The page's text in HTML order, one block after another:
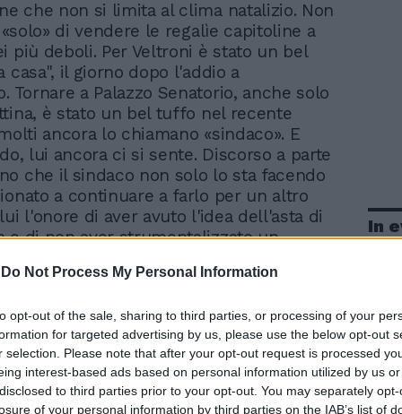
Do Not Process My Personal Information
opt-out of the sale, sharing to third parties, or processing of your
for targeted advertising by us, please use the below opt-out
selection. Please note that after your opt-out request is processed
interest-based ads based on personal information utilized by us
to third parties prior to your opt-out. You may separately
of your personal information by third parties on the IAB’s list of
che non si limita al clima natalizio. Non
di vendere le regalìe capitoline a
più deboli. Per Veltroni è stato un bel
casa", il giorno dopo l'addio a
Tornare a Palazzo Senatorio, anche solo
è stato un bel tuffo nel recente
ancora lo chiamano «sindaco». E
lui ancora ci si sente. Discorso a parte
che il sindaco non solo lo sta facendo
a continuare a farlo per un altro
l'onore di aver avuto l'idea dell'asta di
e di non aver strumentalizzato un
chiamando al suo fianco
E se Veltroni ha lasciato la fascia
creare il Pd e dare vita a un nuovo
per il centrosinistra, non è escluso
destino sia riservato per Alemanno. Del
già in comune il fatto di essere stati
In